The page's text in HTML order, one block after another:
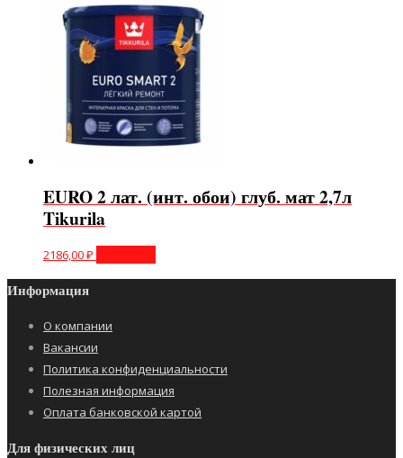
EURO 2 лат. (инт. обои) глуб. мат 2,7л
Tikurila
2186,00₽
Информация
О компании
Вакансии
Политика конфиденциальности
Полезная информация
Оплата банковской картой
Для физических лиц